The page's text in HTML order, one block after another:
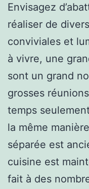
Envisagez
réaliser de
conviviales et
à vivre, une
sont un grand
grosses
temps
la même
séparée est
cuisine est
fait à des